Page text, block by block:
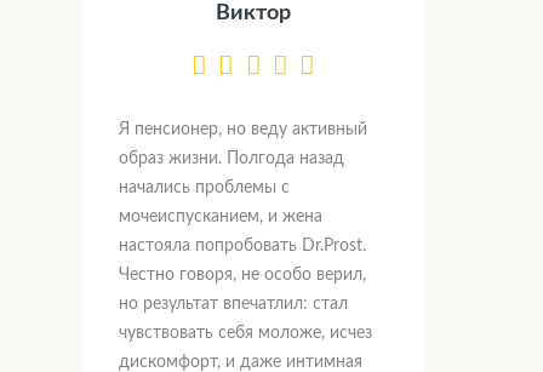
Виктор
Я пенсионер, но веду активный
образ жизни. Полгода назад
начались проблемы с
мочеиспусканием, и жена
настояла попробовать Dr.Prost.
Честно говоря, не особо верил,
но результат впечатлил: стал
чувствовать себя моложе, исчез
дискомфорт, и даже интимная